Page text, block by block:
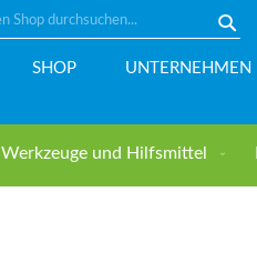
SHOP UNTERNEHMEN
Werkzeuge und Hilfsmittel